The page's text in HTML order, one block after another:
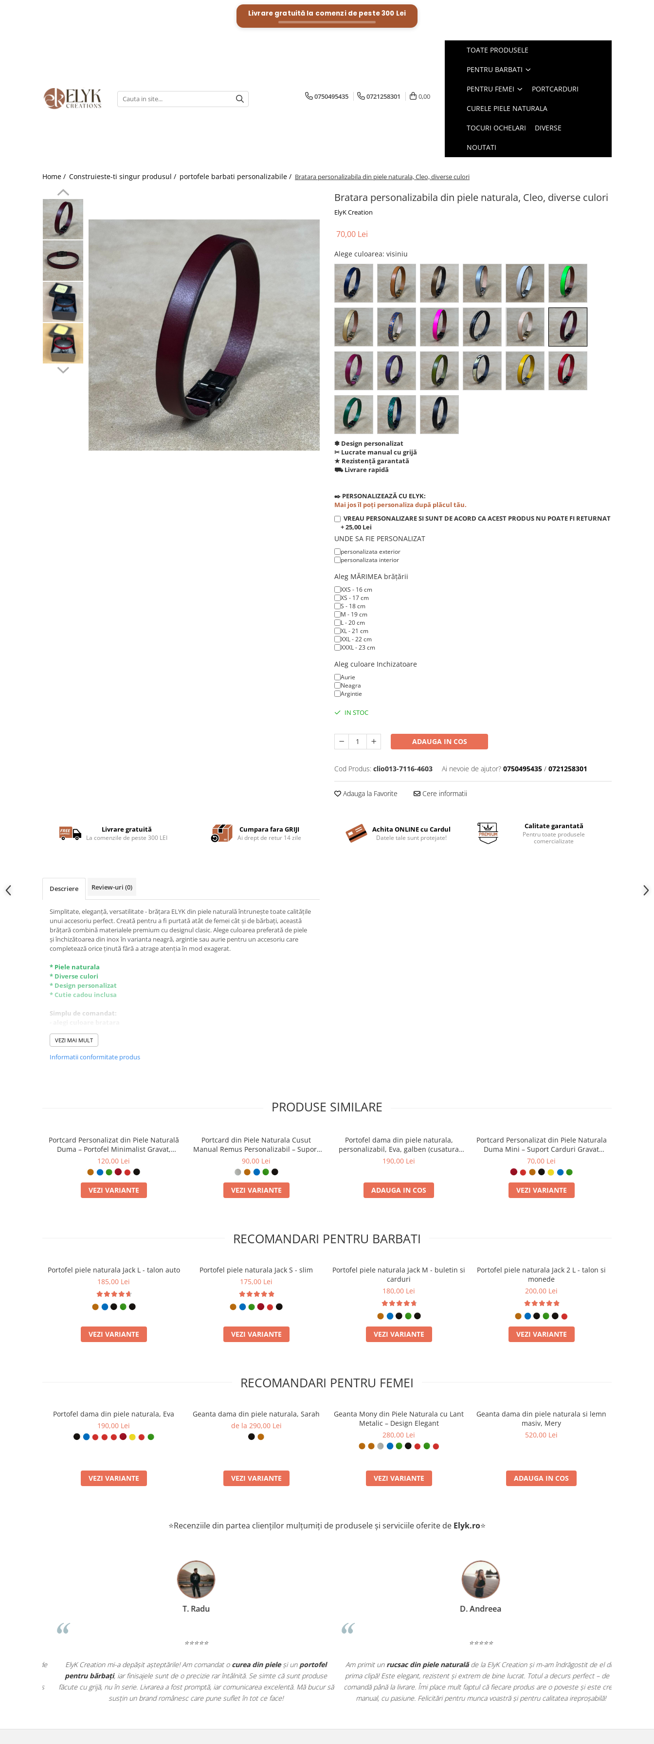
Livrare gratuită la comenzi de peste300 Lei
0750495435 0721258301 0,00
TOATE PRODUSELE
PENTRU BARBATI
PENTRU FEMEI PORTCARDURI
CURELE PIELE NATURALA
TOCURI OCHELARI DIVERSE
NOUTATI
Home / Construieste-ti singur produsul / portofele barbati personalizabile / Bratara personalizabila din piele naturala, Cleo, diverse culori
Bratara personalizabila din piele naturala, Cleo, diverse culori
ElyK Creation
70,00 Lei
Alege culoarea: visiniu
✽ Design personalizat
✂︎ Lucrate manual cu grijă
★ Rezistență garantată
⛟ Livrare rapidă
✒️ PERSONALIZEAZĂ CU ELYK:
Mai jos îl poți personaliza după plăcul tău.
VREAU PERSONALIZARE SI SUNT DE ACORD CA ACEST PRODUS NU POATE FI RETURNAT
+ 25,00 Lei
UNDE SA FIE PERSONALIZAT
personalizata exterior
personalizata interior
Aleg MĂRIMEA brățării
XXS - 16 cm
XS - 17 cm
S - 18 cm
M - 19 cm
L - 20 cm
XL - 21 cm
XXL - 22 cm
XXXL - 23 cm
Aleg culoare Inchizatoare
Aurie
Neagra
Argintie
IN STOC
ADAUGA IN COS
Cod Produs: clio013-7116-4603 Ai nevoie de ajutor? 0750495435 / 0721258301
Adauga la Favorite Cere informatii
Livrare gratuită
La comenzile de peste 300 LEI
Cumpara fara GRIJI
Ai drept de retur 14 zile
Achita ONLINE cu Cardul
Datele tale sunt protejate!
Calitate garantată
Pentru toate produsele
comercializate
Descriere Review-uri (0)
Simplitate, eleganță, versatilitate - brățara ELYK din piele naturală întrunește toate calitățile
unui accesoriu perfect. Creată pentru a fi purtată atât de femei cât și de bărbați, această
brățară combină materialele premium cu designul clasic. Alege culoarea preferată de piele
și închizătoarea din inox în varianta neagră, argintie sau aurie pentru un accesoriu care
completează orice ținută fără a atrage atenția în mod exagerat.
* Piele naturala
* Diverse culori
* Design personalizat
* Cutie cadou inclusa
Simplu de comandat:
- alegi marimea potrivita
- alegi culoare inchizatoare
VEZI MAI MULT
Informatii conformitate produs
PRODUSE SIMILARE
Portcard Personalizat din Piele Naturală
Duma – Portofel Minimalist Gravat,
Diverse Culori
120,00 Lei
VEZI VARIANTE
Portcard din Piele Naturala Cusut
Manual Remus Personalizabil – Suport
Carduri Plat, Diverse Culori
90,00 Lei
VEZI VARIANTE
Portofel dama din piele naturala,
personalizabil, Eva, galben (cusatura
verde)
190,00 Lei
ADAUGA IN COS
Portcard Personalizat din Piele Naturala
Duma Mini – Suport Carduri Gravat
Manual, Design Ultra Slim
70,00 Lei
VEZI VARIANTE
RECOMANDARI PENTRU BARBATI
Portofel piele naturala Jack L - talon auto
185,00 Lei
VEZI VARIANTE
Portofel piele naturala Jack S - slim
175,00 Lei
VEZI VARIANTE
Portofel piele naturala Jack M - buletin si
carduri
180,00 Lei
VEZI VARIANTE
Portofel piele naturala Jack 2 L - talon si
monede
200,00 Lei
VEZI VARIANTE
RECOMANDARI PENTRU FEMEI
Portofel dama din piele naturala, Eva
190,00 Lei
VEZI VARIANTE
Geanta dama din piele naturala, Sarah
de la 290,00 Lei
VEZI VARIANTE
Geanta Mony din Piele Naturala cu Lant
Metalic – Design Elegant
280,00 Lei
VEZI VARIANTE
Geanta dama din piele naturala si lemn
masiv, Mery
520,00 Lei
ADAUGA IN COS
⭐Recenziile din partea clienților mulțumiți de produsele și serviciile oferite de Elyk.ro⭐
T. Radu
⭐⭐⭐⭐⭐
ElyK Creation mi-a depășit așteptările! Am comandat ocurea din pieleși unportofel
pentru bărbați, iar finisajele sunt de o precizie rar întâlnită. Se simte că sunt produse
făcute cu grijă, nu în serie. Livrarea a fost promptă, iar comunicarea excelentă. Mă bucur să
susțin un brand românesc care pune suflet în tot ce face!
D. Andreea
⭐⭐⭐⭐⭐
Am primit un rucsac din piele naturalăde la ElyK Creation și m-am îndrăgostit de el din
prima clipă! Este elegant, rezistent și extrem de bine lucrat. Totul a decurs perfect – de la
comandă până la livrare. Îmi place mult faptul că fiecare produs are o poveste și este creat
manual, cu pasiune. Felicitări pentru munca voastră și pentru calitatea ireproșabilă!